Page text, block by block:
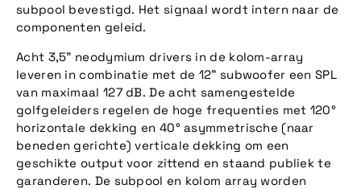
subpool bevestigd. Het signaal wordt intern naar de
componenten geleid.
Acht 3,5" neodymium drivers in de kolom-array
leveren in combinatie met de 12" subwoofer een SPL
van maximaal 127 dB. De acht samengestelde
golfgeleiders regelen de hoge frequenties met 120°
horizontale dekking en 40° asymmetrische (naar
beneden gerichte) verticale dekking om een
geschikte output voor zittend en staand publiek te
garanderen. De subpool en kolom array worden